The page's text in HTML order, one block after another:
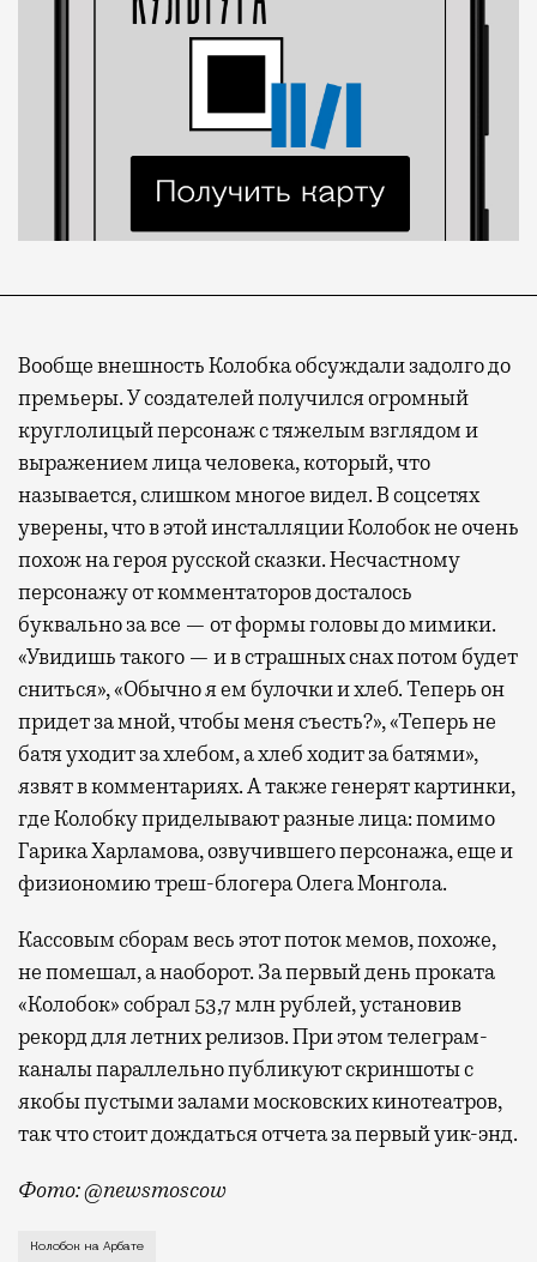
Вообще внешность Колобка обсуждали задолго до
премьеры. У создателей получился огромный
круглолицый персонаж с тяжелым взглядом и
выражением лица человека, который, что
называется, слишком многое видел. В соцсетях
уверены, что в этой инсталляции Колобок не очень
похож на героя русской сказки. Несчастному
персонажу от комментаторов досталось
буквально за все — от формы головы до мимики.
«Увидишь такого — и в страшных снах потом будет
сниться», «Обычно я ем булочки и хлеб. Теперь он
придет за мной, чтобы меня съесть?», «Теперь не
батя уходит за хлебом, а хлеб ходит за батями»,
язвят в комментариях. А также генерят картинки,
где Колобку приделывают разные лица: помимо
Гарика Харламова, озвучившего персонажа, еще и
физиономию треш-блогера Олега Монгола.
Кассовым сборам весь этот поток мемов, похоже,
не помешал, а наоборот. За первый день проката
«Колобок» собрал 53,7 млн рублей, установив
рекорд для летних релизов. При этом телеграм-
каналы параллельно публикуют скриншоты с
якобы пустыми залами московских кинотеатров,
так что стоит дождаться отчета за первый уик-энд.
Фото: @newsmoscow
Гигантского Колобка установили у кинотеатра
Колобок на Арбате